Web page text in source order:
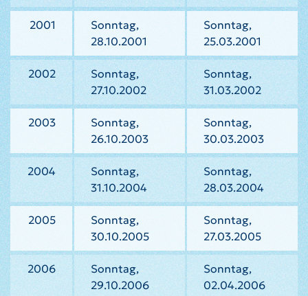
2001
Sonntag,
28.10.2001
Sonntag,
25.03.2001
2002
Sonntag,
27.10.2002
Sonntag,
31.03.2002
2003
Sonntag,
26.10.2003
Sonntag,
30.03.2003
2004
Sonntag,
31.10.2004
Sonntag,
28.03.2004
2005
Sonntag,
30.10.2005
Sonntag,
27.03.2005
2006
Sonntag,
29.10.2006
Sonntag,
02.04.2006